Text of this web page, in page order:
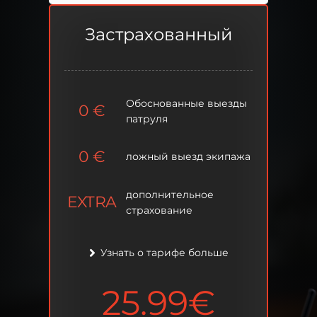
Застрахованный
0 €
Обоснованные выезды
патруля
0 € ложный выезд экипажа
EXTRA
дополнительное
страхование
Узнать о тарифе больше
25.99€
Застрахованный
0 €
Обоснованные выезды
патруля
0 € ложный выезд экипажа
EXTRA
дополнительное
страхование
Узнать о тарифе больше
25.99€